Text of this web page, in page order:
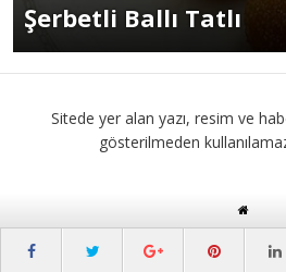
Şerbetli Ballı Tatlı
Sitede yer alan yazı, resim ve
gösterilmeden